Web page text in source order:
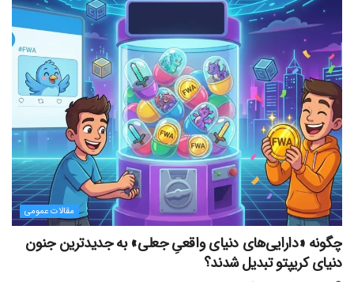
مقالات عمومی
چگونه «دارایی‌های دنیای واقعیِ جعلی» به جدیدترین جنون
دنیای کریپتو تبدیل شدند؟